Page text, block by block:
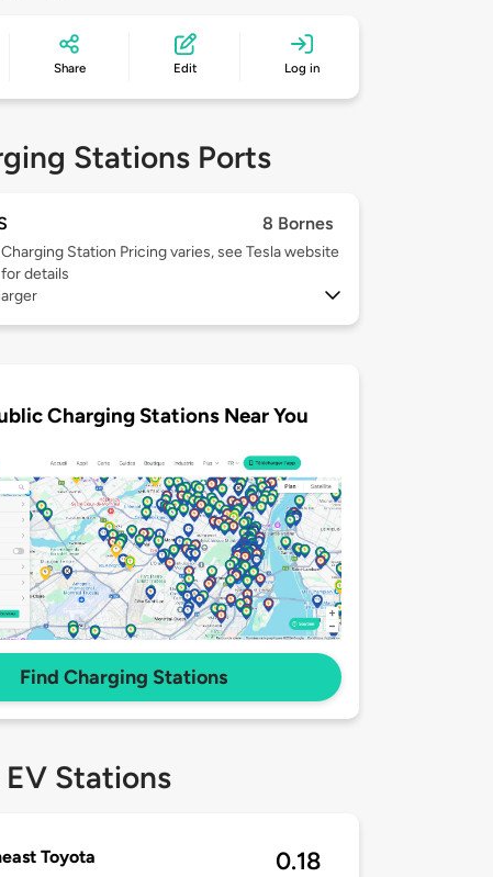
Share Edit Log in
Stations Ports
8 Bornes
Charging Station Pricing varies, see Tesla website
for details
Charging Stations Near You
Find Charging Stations
Stations
Toyota 0.18